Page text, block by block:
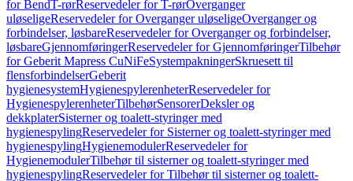
for BendT-rørReservedeler for T-rørOverganger
uløseligeReservedeler for Overganger uløseligeOverganger og
forbindelser, løsbareReservedeler for Overganger og forbindelser,
løsbareGjennomføringerReservedeler for GjennomføringerTilbehør
for Geberit Mapress CuNiFeSystempakningerSkruesett til
flensforbindelserGeberit
hygienesystemHygienespylerenheterReservedeler for
HygienespylerenheterTilbehørSensorerDeksler og
dekkplaterSisterner og toalett-styringer med
hygienespylingReservedeler for Sisterner og toalett-styringer med
hygienespylingHygienemodulerReservedeler for
HygienemodulerTilbehør til sisterner og toalett-styringer med
hygienespylingReservedeler for Tilbehør til sisterner og toalett-